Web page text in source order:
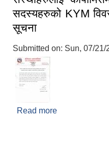
सदस्यहरुको KYM
सूचना
Submitted on: Sun, 07/21/
Read more